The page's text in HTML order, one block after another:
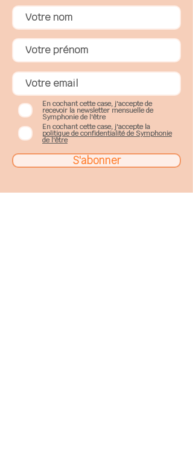
En cochant cette case, j'accepte de
recevoir la newsletter mensuelle de
Symphonie de l'être
En cochant cette case, j'accepte la
politique de confidentialité de Symphonie
de l'être
S'abonner